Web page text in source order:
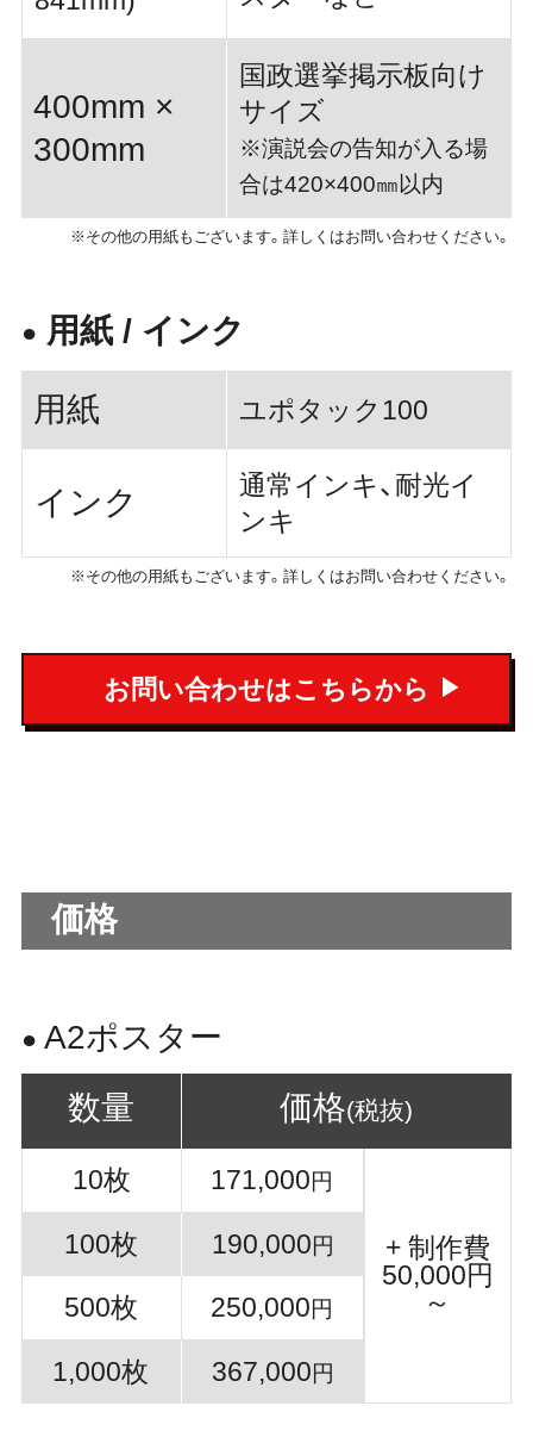
400mm ×
300mm
国政選挙掲示板向け
サイズ
※演説会の告知が入る場
合は420×400㎜以内
※その他の用紙もございます。詳しくはお問い合わせください。
● 用紙 / インク
用紙 ユポタック100
インク
通常インキ、耐光イ
ンキ
※その他の用紙もございます。詳しくはお問い合わせください。
お問い合わせはこちらから
価格
● A2ポスター
数量
価格(税抜)
10枚 171,000円
+ 制作費
50,000円
～
100枚 190,000円
500枚 250,000円
1,000枚 367,000円